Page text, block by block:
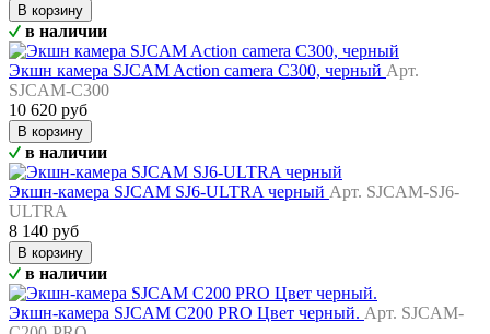
В корзину
в наличии
Экшн камера SJCAM Action camera C300, черный Арт.
SJCAM-C300
10 620 руб
В корзину
в наличии
Экшн-камера SJCAM SJ6-ULTRA черный Арт. SJCAM-SJ6-
ULTRA
8 140 руб
В корзину
в наличии
Экшн-камера SJCAM C200 PRO Цвет черный. Арт. SJCAM-